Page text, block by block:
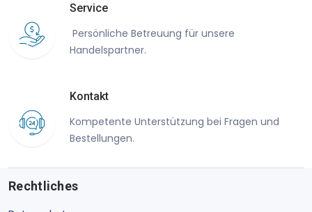
Service
Persönliche Betreuung für unsere
Handelspartner.
Kontakt
Kompetente Unterstützung bei Fragen und
Bestellungen.
Rechtliches